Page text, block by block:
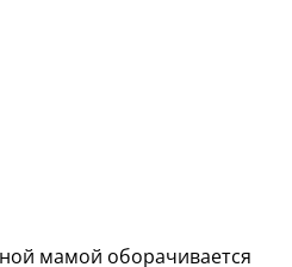
мамой оборачивается